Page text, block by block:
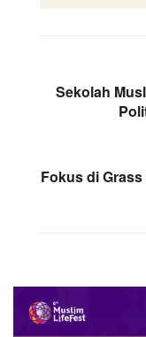
Sekolah
Fokus di